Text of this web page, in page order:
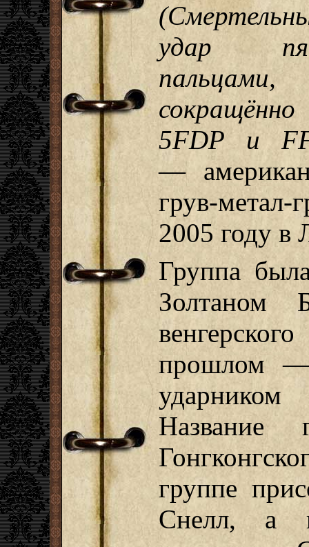
удар
пальцами,
сокращённо
5FDP и
—
грув-
2005 году в
Группа
Золтаном
прошлом —
Название
группе
Снелл, а